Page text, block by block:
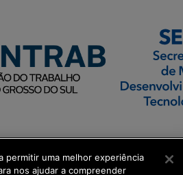
permitir uma melhor experiência
nos ajudar a compreender